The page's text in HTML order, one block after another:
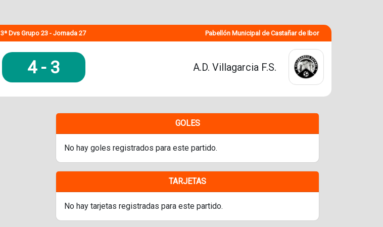
3ª Dvs Grupo 23 - Jornada 27 Pabellón Municipal de Castañar de Ibor
4- 3 A.D. Villagarcia F.S.
GOLES
No hay goles registrados para este partido.
TARJETAS
No hay tarjetas registradas para este partido.